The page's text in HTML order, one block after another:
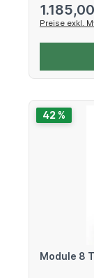
Regulärer
Preise exkl.
Module 8
42 %